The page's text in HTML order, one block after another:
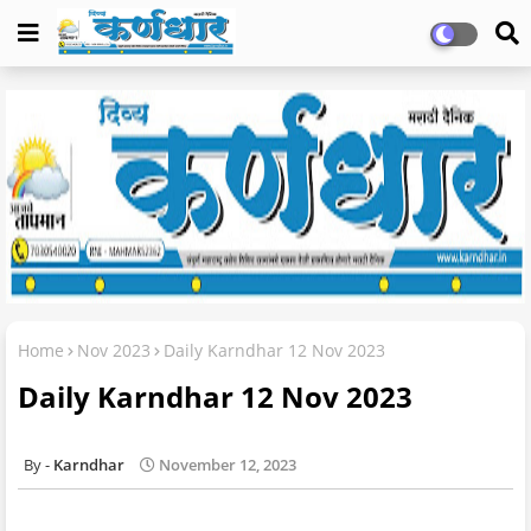
Home Nov 2023 Daily Karndhar 12 Nov 2023
Daily Karndhar 12 Nov 2023
Karndhar November 12, 2023